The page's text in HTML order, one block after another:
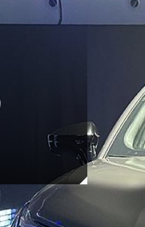
что из